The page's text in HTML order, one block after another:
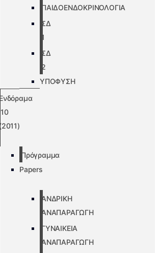
ΠΑΙΔΟΕΝΔΟΚΡΙΝΟΛΟΓΙΑ
ΣΔ
1
ΣΔ
2
ΥΠΟΦΥΣΗ
Ενδόραμα
’10
(2011)
Πρόγραμμα
Papers
ΑΝΔΡΙΚΗ
ΑΝΑΠΑΡΑΓΩΓΗ
ΓΥΝΑΙΚΕΙΑ
ΑΝΑΠΑΡΑΓΩΓΗ